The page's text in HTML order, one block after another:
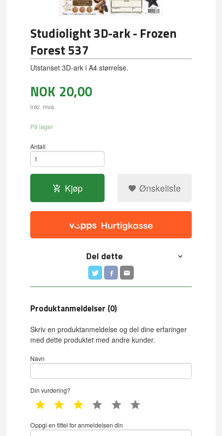
Studiolight 3D-ark - Frozen
Forest 537
Utstanset 3D-ark i A4 størrelse.
NOK 20,00
inkl. mva.
På lager
Antall
Kjøp Ønskeliste
Del dette
Produktanmeldelser (0)
Skriv en produktanmeldelse og del dine erfaringer
med dette produktet med andre kunder.
Navn
Din vurdering?
1 star 2 star 3 star 4 star 5 star
Oppgi en tittel for anmeldelsen din